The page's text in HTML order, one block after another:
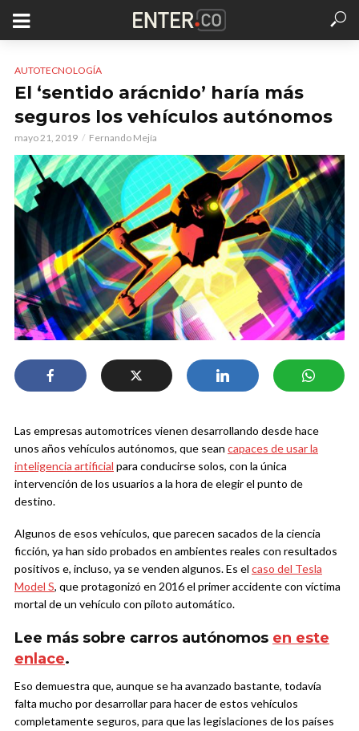
AUTOTECNOLOGÍA
El ‘sentido arácnido’ haría más
seguros los vehículos autónomos
mayo 21, 2019 Fernando Mejía
Las empresas automotrices vienen desarrollando desde hace
unos años vehículos autónomos, que sean capaces de usar la
inteligencia artificial para conducirse solos, con la única
intervención de los usuarios a la hora de elegir el punto de
destino.
Algunos de esos vehículos, que parecen sacados de la ciencia
ficción, ya han sido probados en ambientes reales con resultados
positivos e, incluso, ya se venden algunos. Es el caso del Tesla
Model S, que protagonizó en 2016 el primer accidente con víctima
mortal de un vehículo con piloto automático.
Lee más sobre carros autónomos en este
enlace.
Eso demuestra que, aunque se ha avanzado bastante, todavía
falta mucho por desarrollar para hacer de estos vehículos
completamente seguros, para que las legislaciones de los países